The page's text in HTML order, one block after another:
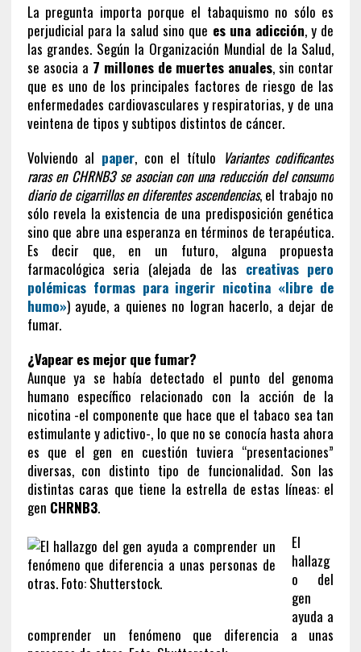
La pregunta importa porque el tabaquismo no sólo es
perjudicial para la salud sino que es una adicción, y de
las grandes. Según la Organización Mundial de la Salud,
se asocia a 7 millones de muertes anuales, sin contar
que es uno de los principales factores de riesgo de las
enfermedades cardiovasculares y respiratorias, y de una
veintena de tipos y subtipos distintos de cáncer.
Volviendo al paper, con el título Variantes codificantes
raras en CHRNB3 se asocian con una reducción del consumo
diario de cigarrillos en diferentes ascendencias, el trabajo no
sólo revela la existencia de una predisposición genética
sino que abre una esperanza en términos de terapéutica.
Es decir que, en un futuro, alguna propuesta
farmacológica seria (alejada de las creativas pero
polémicas formas para ingerir nicotina «libre de
humo») ayude, a quienes no logran hacerlo, a dejar de
fumar.
¿Vapear es mejor que fumar?
Aunque ya se había detectado el punto del genoma
humano específico relacionado con la acción de la
nicotina -el componente que hace que el tabaco sea tan
estimulante y adictivo-, lo que no se conocía hasta ahora
es que el gen en cuestión tuviera “presentaciones”
diversas, con distinto tipo de funcionalidad. Son las
distintas caras que tiene la estrella de estas líneas: el
gen CHRNB3.
El
hallazg
o del
gen
ayuda a
comprender un fenómeno que diferencia a unas